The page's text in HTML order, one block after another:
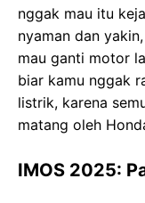
nggak mau itu
nyaman dan
mau ganti motor
biar kamu nggak
listrik, karena
matang oleh
IMOS 2025: